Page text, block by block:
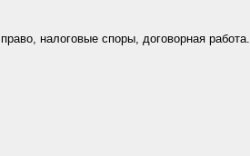
налоговые споры, договорная работа.